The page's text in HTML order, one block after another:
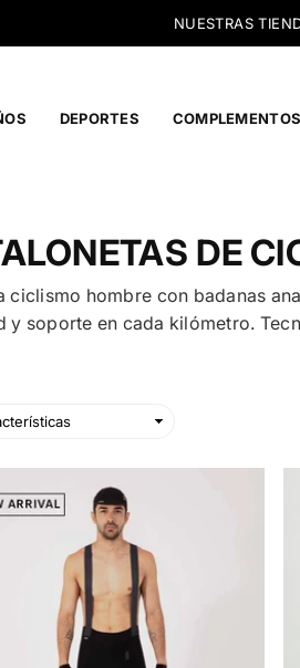
NUEVA
DEPORTES COMPLEMENTOS
DE
ciclismo hombre con badanas
y soporte en cada kilómetro.